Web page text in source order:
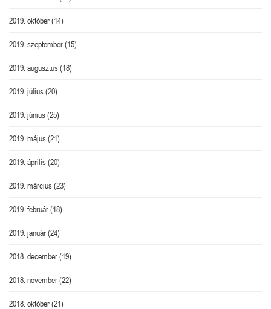
2019. október(14)
2019. szeptember(15)
2019. augusztus(18)
2019. július(20)
2019. június(25)
2019. május(21)
2019. április(20)
2019. március(23)
2019. február(18)
2019. január(24)
2018. december(19)
2018. november(22)
2018. október(21)